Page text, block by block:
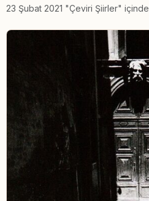
23 Şubat 2021 "Çeviri Şiirler" içinde